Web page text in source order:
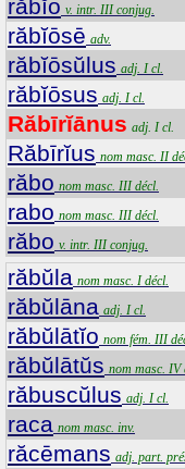
răbĭo v. intr. III conjug.
răbĭōsē adv.
răbĭōsŭlus adj. I cl.
răbĭōsus adj. I cl.
Răbīrĭānus adj. I cl.
Răbīrĭus nom masc. II
răbo nom masc. III décl.
rabo nom masc. III décl.
răbo v. intr. III conjug.
răbŭla nom masc. I décl.
răbŭlāna adj. I cl.
răbŭlātĭo nom fém. III
răbŭlātŭs nom masc. IV
răbuscŭlus adj. I cl.
raca nom masc. inv.
răcēmans adj. part.